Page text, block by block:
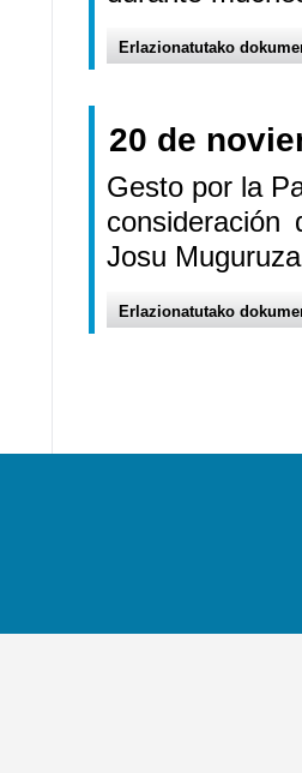
Erlazionatutako
20 de
Gesto por la
Josu
Erlazionatutako